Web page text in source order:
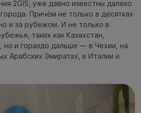
2GIS, уже давно известны далеко
Причём не только в десятках
и за рубежом. И не только в
таких как Казахстан,
но и гораздо дальше — в Чехии, на
Арабских Эмиратах, в Италии и